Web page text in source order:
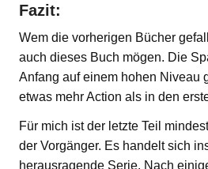
Fazit:
Wem die vorherigen Bücher
auch dieses Buch mögen. Die
Anfang auf einem hohen Niveau
etwas mehr Action als in den
Für mich ist der letzte Teil
der Vorgänger. Es handelt sich
herausragende Serie. Nach